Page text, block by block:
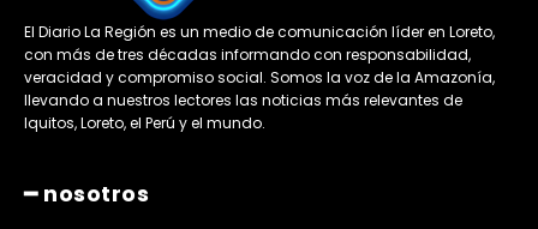
El Diario La Región es un medio de comunicación líder en Loreto,
con más de tres décadas informando con responsabilidad,
veracidad y compromiso social. Somos la voz de la Amazonía,
llevando a nuestros lectores las noticias más relevantes de
Iquitos, Loreto, el Perú y el mundo.
━ nosotros